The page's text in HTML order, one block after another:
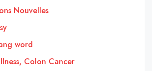
Nouvelles
word
Colon Cancer